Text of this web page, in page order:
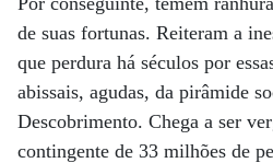
de suas fortunas. Reiteram a
que perdura há séculos por
abissais, agudas, da pirâmide
Descobrimento. Chega a ser
contingente de 33 milhões de